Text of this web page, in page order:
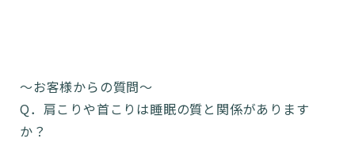
〜お客様からの質問〜
Q．肩こりや首こりは睡眠の質と関係があります
か？